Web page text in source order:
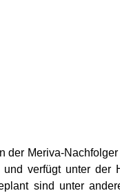
der Meriva-
und verfügt unter der
sind unter